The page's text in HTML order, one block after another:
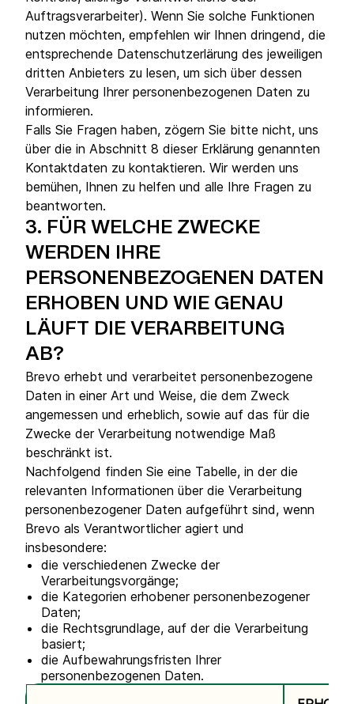
Auftragsverarbeiter). Wenn Sie solche Funktionen
nutzen möchten, empfehlen wir Ihnen dringend, die
entsprechende Datenschutzerlärung des jeweiligen
dritten Anbieters zu lesen, um sich über dessen
Verarbeitung Ihrer personenbezogenen Daten zu
informieren.
Falls Sie Fragen haben, zögern Sie bitte nicht, uns
über die in Abschnitt 8 dieser Erklärung genannten
Kontaktdaten zu kontaktieren. Wir werden uns
bemühen, Ihnen zu helfen und alle Ihre Fragen zu
beantworten.
3. FÜR WELCHE ZWECKE
WERDEN IHRE
PERSONENBEZOGENEN DATEN
ERHOBEN UND WIE GENAU
LÄUFT DIE VERARBEITUNG
AB?
Brevo erhebt und verarbeitet personenbezogene
Daten in einer Art und Weise, die dem Zweck
angemessen und erheblich, sowie auf das für die
Zwecke der Verarbeitung notwendige Maß
beschränkt ist.
Nachfolgend finden Sie eine Tabelle, in der die
relevanten Informationen über die Verarbeitung
personenbezogener Daten aufgeführt sind, wenn
Brevo als Verantwortlicher agiert und
insbesondere:
die verschiedenen Zwecke der
Verarbeitungsvorgänge;
die Kategorien erhobener personenbezogener
Daten;
die Rechtsgrundlage, auf der die Verarbeitung
basiert;
die Aufbewahrungsfristen Ihrer
personenbezogenen Daten.